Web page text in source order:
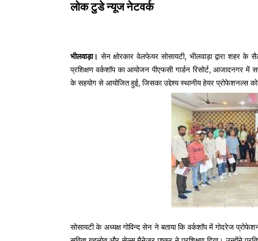
लोक टुडे न्यूज नेटवर्क
भीलवाड़ा। सेन क्षोरकार वेलफेयर सोसायटी, भीलवाड़ा द्वारा शहर
प्रशिक्षण वर्कशॉप का आयोजन पीएफसी गार्डन रिसोर्ट, आजादनगर में
के सहयोग से आयोजित हुई, जिसका उद्देश्य स्थानीय हेयर प्रोफेशनल्स
सोसायटी के अध्यक्ष गोविन्द सेन ने बताया कि वर्कशॉप में गोदरेज